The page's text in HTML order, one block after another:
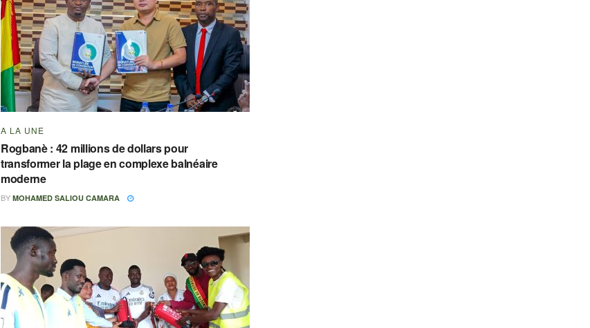
A LA UNE
Rogbanè : 42 millions de dollars pour
transformer la plage en complexe balnéaire
moderne
BY MOHAMED SALIOU CAMARA